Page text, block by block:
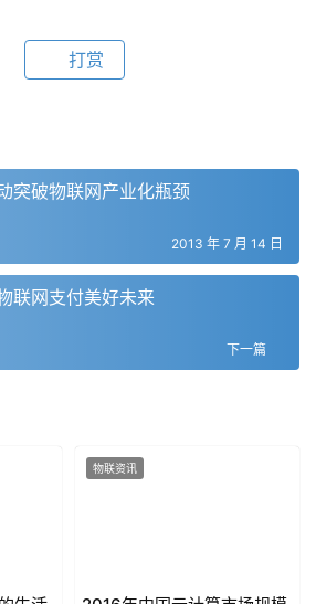
打赏
突破物联网产业化瓶颈
2013 年 7 月 14 日
联网支付美好未来
下一篇
物联资讯